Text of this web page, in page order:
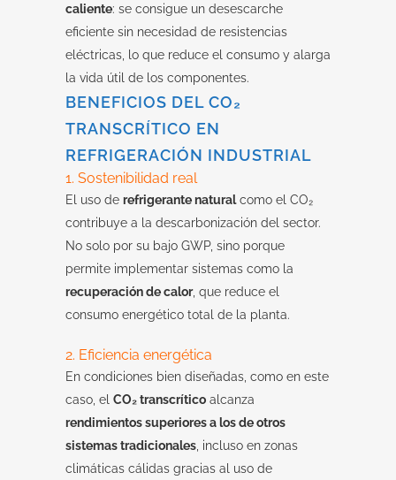
caliente: se consigue un desescarche
eficiente sin necesidad de resistencias
eléctricas, lo que reduce el consumo y alarga
la vida útil de los componentes.
BENEFICIOS DEL CO₂
TRANSCRÍTICO EN
REFRIGERACIÓN INDUSTRIAL
1. Sostenibilidad real
El uso de refrigerante naturalcomo el CO₂
contribuye a la descarbonización del sector.
No solo por su bajo GWP, sino porque
permite implementar sistemas como la
recuperación de calor, que reduce el
consumo energético total de la planta.
2. Eficiencia energética
En condiciones bien diseñadas, como en este
caso, el CO₂ transcrítico alcanza
rendimientos superiores a los de otros
sistemas tradicionales , incluso en zonas
climáticas cálidas gracias al uso de